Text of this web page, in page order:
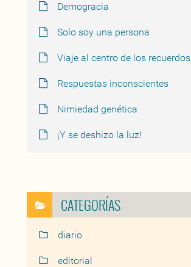
Demogracia
Solo soy una persona
Viaje al centro de los recuerdos
Respuestas inconscientes
Nimiedad genética
¡Y se deshizo la luz!
CATEGORÍAS
diario
editorial